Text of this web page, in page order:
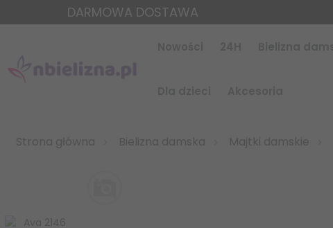
DARMOWA DOSTAWA
Strona główna Bielizna damska Majtki damskie